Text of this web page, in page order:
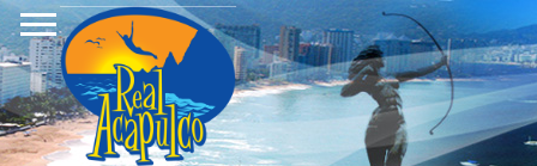
Pasar
al
contenido
principal